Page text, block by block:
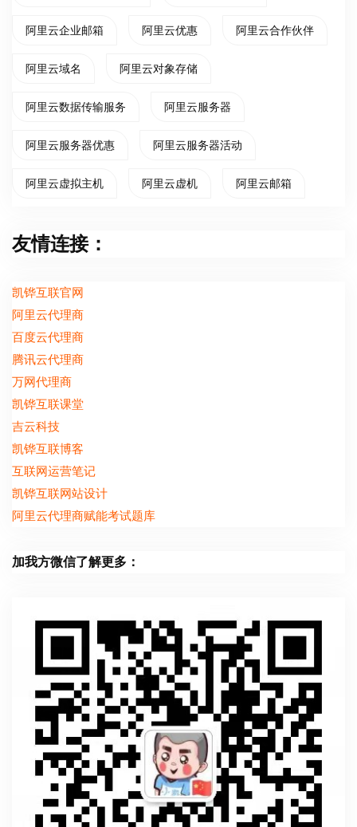
阿里云企业邮箱 阿里云优惠 阿里云合作伙伴
阿里云域名 阿里云对象存储
阿里云数据传输服务 阿里云服务器
阿里云服务器优惠 阿里云服务器活动
阿里云虚拟主机 阿里云虚机 阿里云邮箱
友情连接：
凯铧互联官网
阿里云代理商
百度云代理商
腾讯云代理商
万网代理商
凯铧互联课堂
吉云科技
凯铧互联博客
互联网运营笔记
凯铧互联网站设计
阿里云代理商赋能考试题库
加我方微信了解更多：